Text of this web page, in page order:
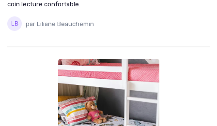
coin lecture confortable.
par Liliane Beauchemin